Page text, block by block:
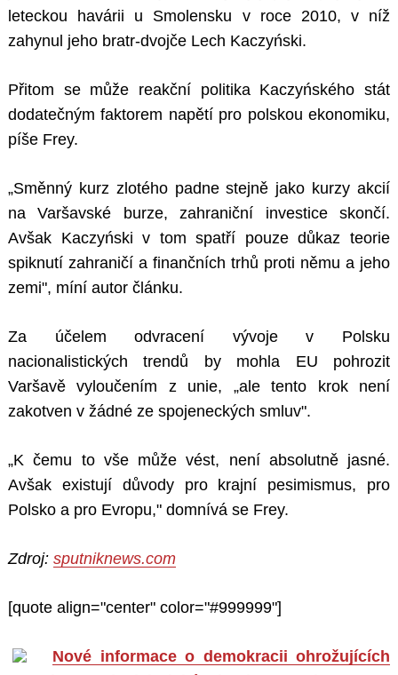
leteckou havárii u Smolensku v roce 2010, v níž
zahynul jeho bratr-dvojče Lech Kaczyński.
Přitom se může reakční politika Kaczyńského stát
dodatečným faktorem napětí pro polskou ekonomiku,
píše Frey.
„Směnný kurz zlotého padne stejně jako kurzy akcií
na Varšavské burze, zahraniční investice skončí.
Avšak Kaczyński v tom spatří pouze důkaz teorie
spiknutí zahraničí a finančních trhů proti němu a jeho
zemi", míní autor článku.
Za účelem odvracení vývoje v Polsku
nacionalistických trendů by mohla EU pohrozit
Varšavě vyloučením z unie, „ale tento krok není
zakotven v žádné ze spojeneckých smluv".
„K čemu to vše může vést, není absolutně jasné.
Avšak existují důvody pro krajní pesimismus, pro
Polsko a pro Evropu," domnívá se Frey.
Zdroj: sputniknews.com
[quote align="center" color="#999999"]
Nové informace o demokracii ohrožujících